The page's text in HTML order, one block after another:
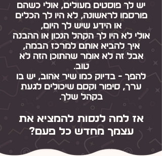
יש לך פוסטים מעולים, אולי כשהם
פורסמו לראשונה, לא היו לך הכלים
או הידע שיש לך היום,
אולי לא היו לך הקהל הנכון או ההבנה
איך להביא אותם למרכז הבמה,
אבל זה לא אומר שהתוכן הזה לא
טוב.
להפך - בדיוק כמו שיר אהוב, יש בו
ערך, סיפור וקסם שיכולים לגעת
בקהל שלך.
אז למה לנסות להמציא את
עצמך מחדש כל פעם?